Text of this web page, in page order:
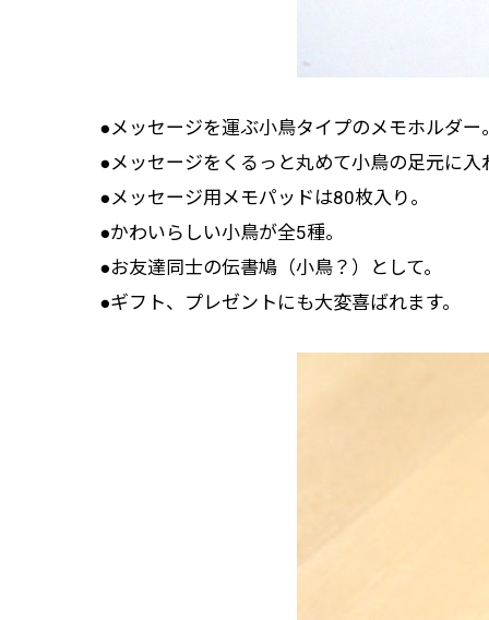
●メッセージを運ぶ小鳥タイプのメモホルダー
●メッセージをくるっと丸めて小鳥の足元に入
●メッセージ用メモパッドは80枚入り。
●かわいらしい小鳥が全5種。
●お友達同士の伝書鳩（小鳥？）として。
●ギフト、プレゼントにも大変喜ばれます。